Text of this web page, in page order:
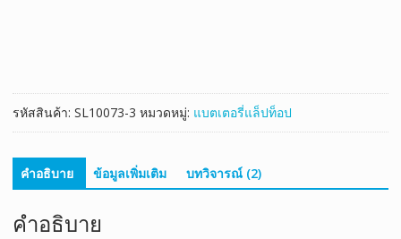
Series
ชิ้น
รหัสสินค้า: SL10073-3 หมวดหมู่: แบตเตอรี่แล็ปท็อป
คำอธิบาย ข้อมูลเพิ่มเติม บทวิจารณ์ (2)
คำอธิบาย